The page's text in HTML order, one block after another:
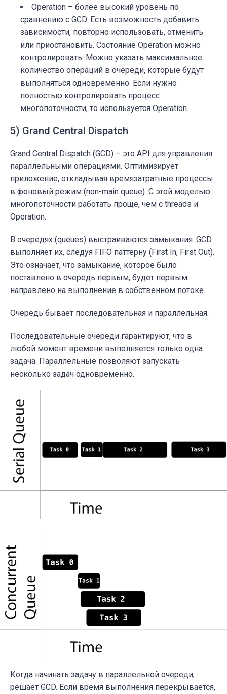
Operation – более высокий уровень по
сравнению с GCD. Есть возможность добавить
зависимости, повторно использовать, отменить
или приостановить. Состояние Operation можно
контролировать. Можно указать максимальное
количество операций в очереди, которые будут
выполняться одновременно. Если нужно
полностью контролировать процесс
многопоточности, то используется Operation.
5) Grand Central Dispatch
Grand Central Dispatch (GCD) – это API для управления
параллельными операциями. Оптимизирует
приложение, откладывая времязатратные процессы
в фоновый режим (non-main queue). С этой моделью
многопоточности работать проще, чем с threads и
Operation.
В очередях (queues) выстраиваются замыкания. GCD
выполняет их, следуя FIFO паттерну (First In, First Out).
Это означает, что замыкание, которое было
поставлено в очередь первым, будет первым
направлено на выполнение в собственном потоке.
Очередь бывает последовательная и параллельная.
Последовательные очереди гарантируют, что в
любой момент времени выполняется только одна
задача. Параллельные позволяют запускать
несколько задач одновременно.
Когда начинать задачу в параллельной очереди,
решает GCD. Если время выполнения перекрывается,